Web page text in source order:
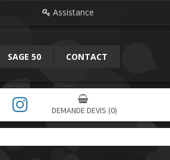
 Assistance
SAGE 50 CONTACT
 
DEMANDE DEVIS (0)